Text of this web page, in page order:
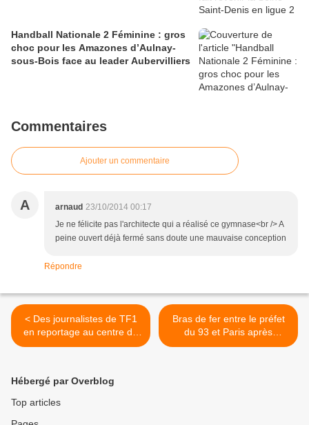
Handball Nationale 2 Féminine : gros
choc pour les Amazones d’Aulnay-
sous-Bois face au leader Aubervilliers
Commentaires
Ajouter un commentaire
A arnaud 23/10/2014 00:17
Je ne félicite pas l'architecte qui a réalisé ce gymnase<br /> A
peine ouvert déjà fermé sans doute une mauvaise conception
Répondre
< Des journalistes de TF1
en reportage au centre de
loisirs Fontaine des Près à
Bras de fer entre le préfet
du 93 et Paris après
l’évacuation du camp rom
Hébergé par Overblog
Top articles